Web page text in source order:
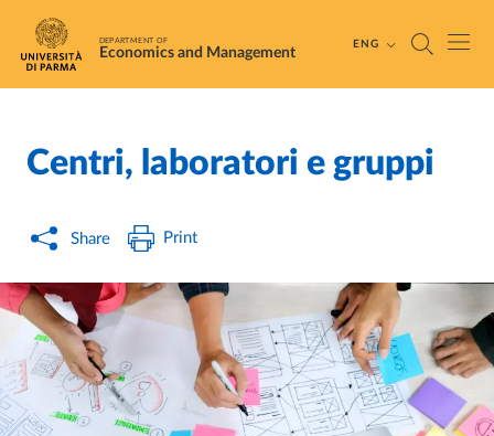
Skip to main content
Skip to footer
DEPARTMENT OF
Economics and Management
ENG
Home /
Centri, laboratori e gruppi
Share Print